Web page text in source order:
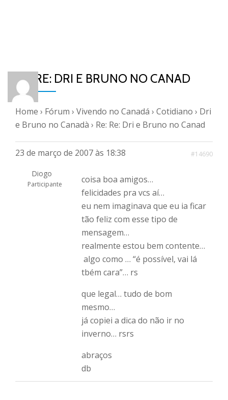
RE: RE: DRI E BRUNO NO CANAD
Home › Fórum › Vivendo no Canadá › Cotidiano › Dri
e Bruno no Canadà › Re: Re: Dri e Bruno no Canad
23 de março de 2007 às 18:38 #14690
Diogo
Participante
coisa boa amigos…
felicidades pra vcs aí…
eu nem imaginava que eu ia ficar
tão feliz com esse tipo de
mensagem…
realmente estou bem contente…
algo como … “é possível, vai lá
tbém cara”… rs
que legal… tudo de bom
mesmo…
já copiei a dica do não ir no
inverno… rsrs
abraços
db